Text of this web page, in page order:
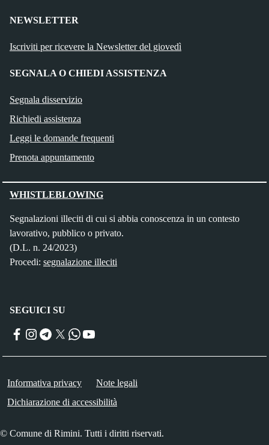
NEWSLETTER
Iscriviti per ricevere la Newsletter del giovedì
SEGNALA O CHIEDI ASSISTENZA
Segnala disservizio
Richiedi assistenza
Leggi le domande frequenti
Prenota appuntamento
WHISTLEBLOWING
Segnalazioni illeciti di cui si abbia conoscenza in un contesto
lavorativo, pubblico o privato.
(D.L. n. 24/2023)
Procedi: segnalazione illeciti
SEGUICI SU
Facebook
Instagram
Telegram
TwitterWhatsApp
Menu piè di pagina
Informativa privacy
Note legali
Dichiarazione di accessibilità
© Comune di Rimini. Tutti i diritti riservati.